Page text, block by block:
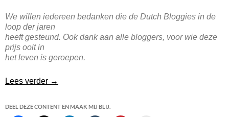
We willen iedereen bedanken die de Dutch Bloggies in de
loop der jaren
heeft gesteund. Ook dank aan alle bloggers, voor wie deze
prijs ooit in
het leven is geroepen.
Lees verder De Dutch Bloggies stoppen er mee en wie word
→
DEEL DEZE CONTENT EN MAAK MIJ BLIJ.